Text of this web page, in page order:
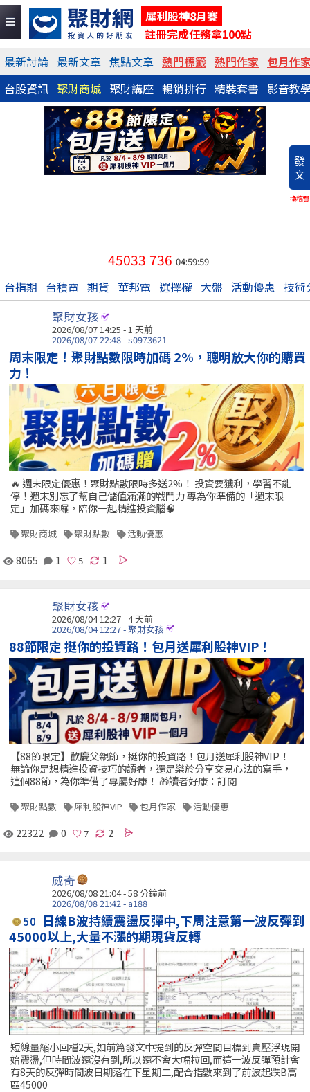
犀利股神8月賽
註冊完成任務拿100點
最新討論 最新文章 焦點文章 熱門標籤 熱門作家 包月作
台股資訊 聚財商城 聚財講座 暢銷排行 精裝套書 影音教
發
文
換稿費
45033 736 04:59:59
台指期 台積電 期貨 華邦電 選擇權 大盤 活動優惠 技術
聚財女孩
2026/08/07 14:25 - 1 天前
2026/08/07 22:48 - s0973621
周末限定！聚財點數限時加碼 2%，聰明放大你的購買
力！
🔥 週末限定優惠！聚財點數限時多送2%！ 投資要獲利，學習不能
停！週末別忘了幫自己儲值滿滿的戰鬥力 專為你準備的「週末限
定」加碼來囉，陪你一起精進投資腦🧠
聚財商城 聚財點數 活動優惠
8065 1 1
聚財女孩
2026/08/04 12:27 - 4 天前
2026/08/04 12:27 - 聚財女孩
88節限定 挺你的投資路！包月送犀利股神VIP！
【88節限定】歡慶父親節，挺你的投資路！包月送犀利股神VIP！
無論你是想精進投資技巧的讀者，還是樂於分享交易心法的寫手，
這個88節，為你準備了專屬好康！ 🎁讀者好康：訂閱
聚財點數 犀利股神VIP 包月作家 活動優惠
22322 0 2
威奇
2026/08/08 21:04 -58 分鐘前
2026/08/08 21:42 - a188
50 日線B波持續震盪反彈中,下周注意第一波反彈到
45000以上,大量不漲的期現貨反轉
短線量縮小回檔2天,如前篇發文中提到的反彈空間目標到賣壓浮現開
始震盪,但時間波還沒有到,所以還不會大幅拉回,而這一波反彈預計會
有8天的反彈時間波日期落在下星期二,配合指數來到了前波起跌B高
區45000